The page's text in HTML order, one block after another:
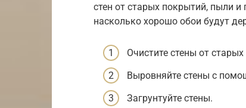
стен от старых покрытий, пыли и
насколько хорошо обои будут
Очистите стены от
Выровняйте стены с
Загрунтуйте стены.